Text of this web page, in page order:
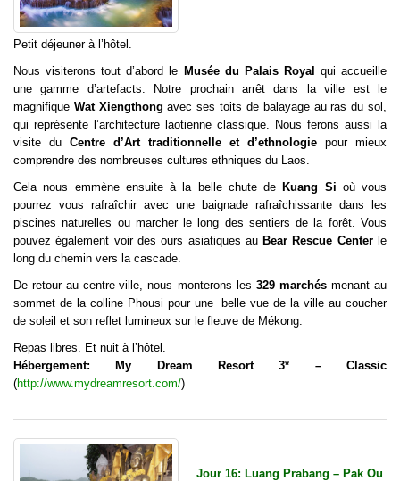
Petit déjeuner à l’hôtel.
Nous visiterons tout d’abord le Musée du Palais Royal qui accueille
une gamme d’artefacts. Notre prochain arrêt dans la ville est le
magnifique Wat Xiengthong avec ses toits de balayage au ras du sol,
qui représente l’architecture laotienne classique. Nous ferons aussi la
visite du Centre d’Art traditionnelle et d’ethnologie pour mieux
comprendre des nombreuses cultures ethniques du Laos.
Cela nous emmène ensuite à la belle chute deKuang Si où vous
pourrez vous rafraîchir avec une baignade rafraîchissante dans les
piscines naturelles ou marcher le long des sentiers de la forêt. Vous
pouvez également voir des ours asiatiques auBear Rescue Centerle
long du chemin vers la cascade.
De retour au centre-ville, nous monterons les 329 marchésmenant au
sommet de la colline Phousi pour une belle vue de la ville au coucher
de soleil et son reflet lumineux sur le fleuve de Mékong.
Repas libres. Et nuit à l’hôtel.
Hébergement: My Dream Resort 3* – Classic
(http://www.mydreamresort.com/)
Jour 16: Luang Prabang – Pak Ou